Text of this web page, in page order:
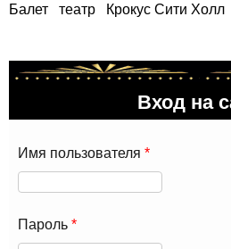
Балет театр Крокус Сити Холл
Вход на
Имя пользователя *
Пароль *